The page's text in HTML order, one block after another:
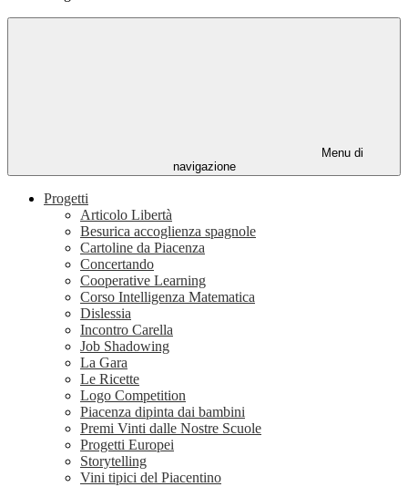
Menu di
navigazione
Progetti
Articolo Libertà
Besurica accoglienza spagnole
Cartoline da Piacenza
Concertando
Cooperative Learning
Corso Intelligenza Matematica
Dislessia
Incontro Carella
Job Shadowing
La Gara
Le Ricette
Logo Competition
Piacenza dipinta dai bambini
Premi Vinti dalle Nostre Scuole
Progetti Europei
Storytelling
Vini tipici del Piacentino